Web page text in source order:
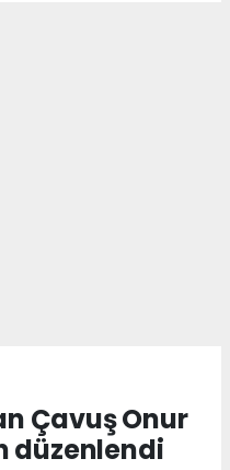
Çavuş Onur
düzenlendi